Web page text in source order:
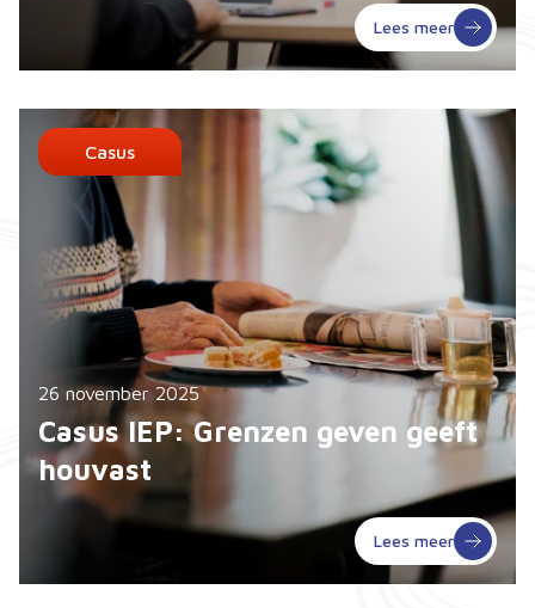
Lees meer
Casus
26 november 2025
Casus IEP: Grenzen geven geeft
houvast
Lees meer